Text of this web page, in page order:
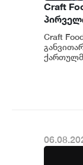
Craft
Craft